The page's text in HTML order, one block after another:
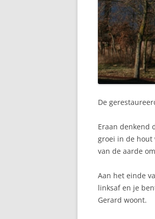
De
Eraan denkend
groei in de hout
van de aarde
Aan het einde
linksaf en je
Gerard woont.